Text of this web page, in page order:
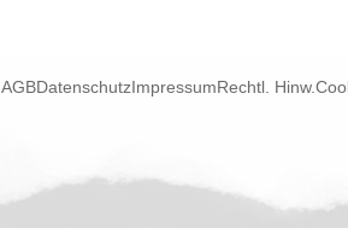
AGBDatenschutzImpressumRechtl. Hinw.